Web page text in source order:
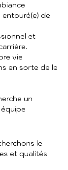
de
et
vie
en sorte de le
un
le
et qualités